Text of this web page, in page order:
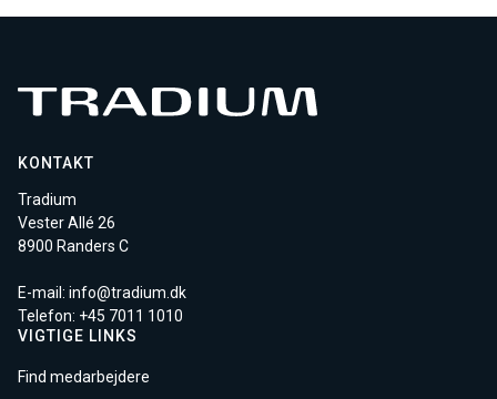
KONTAKT
Tradium
Vester Allé 26
8900 Randers C
E-mail: info@tradium.dk
Telefon: +45 7011 1010
VIGTIGE LINKS
Find medarbejdere